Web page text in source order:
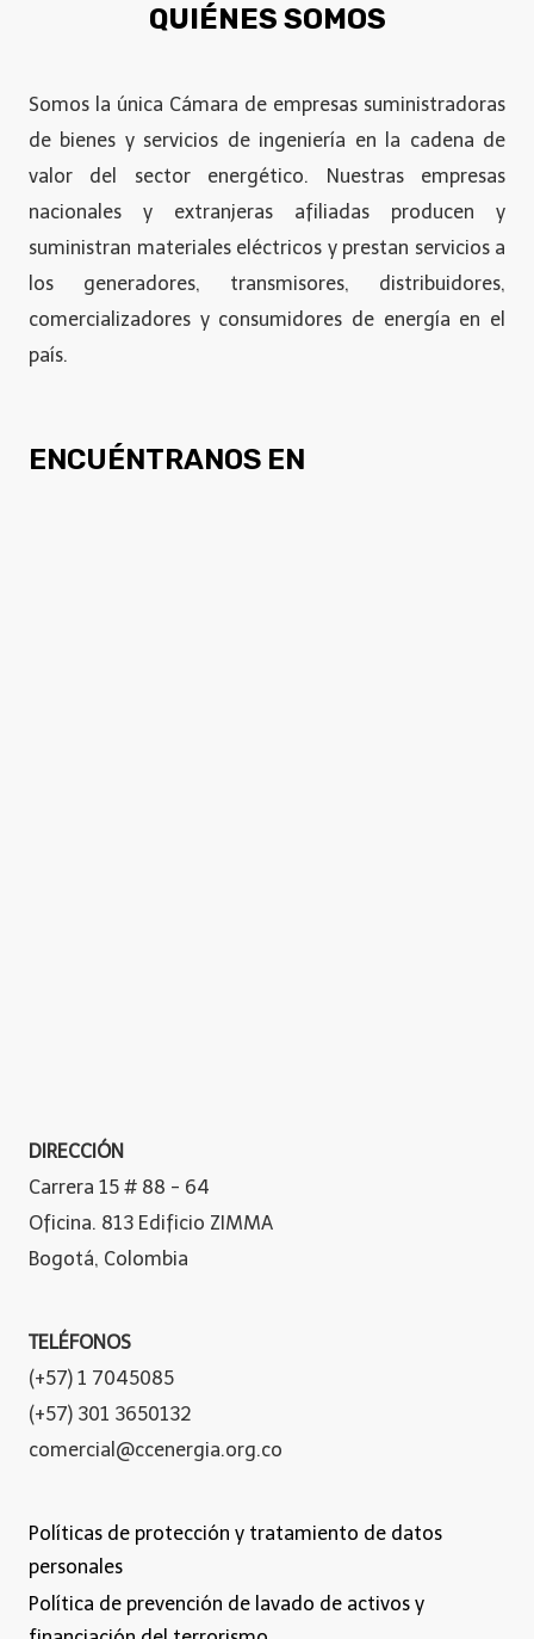
QUIÉNES SOMOS
Somos la única Cámara de empresas suministradoras
de bienes y servicios de ingeniería en la cadena de
valor del sector energético. Nuestras empresas
nacionales y extranjeras afiliadas producen y
suministran materiales eléctricos y prestan servicios a
los generadores, transmisores, distribuidores,
comercializadores y consumidores de energía en el
país.
ENCUÉNTRANOS EN
DIRECCIÓN
Carrera 15 # 88 - 64
Oficina. 813 Edificio ZIMMA
Bogotá, Colombia
TELÉFONOS
(+57) 1 7045085
(+57) 301 3650132
comercial@ccenergia.org.co
Políticas de protección y tratamiento de datos
personales
Política de prevención de lavado de activos y